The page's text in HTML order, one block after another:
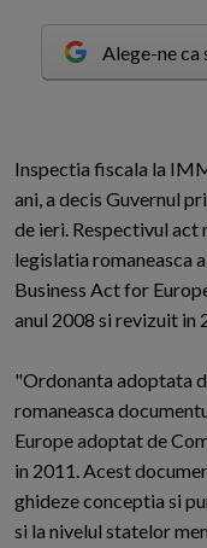
Alege-ne
Inspectia fiscala la
ani, a decis Guvernul
de ieri. Respectivul act
legislatia romaneasca
Business Act for
anul 2008 si revizuit
"Ordonanta adoptata
romaneasca
Europe adoptat de
in 2011. Acest
ghideze conceptia si
si la nivelul statelor